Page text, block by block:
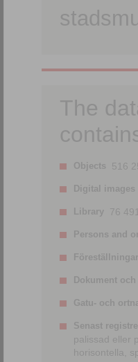
The
Objects 516
Digital images
Library 76 491.
Persons and
Föreställningar
Dokument
Gatu- och
Senast
palissad eller
horisontella,